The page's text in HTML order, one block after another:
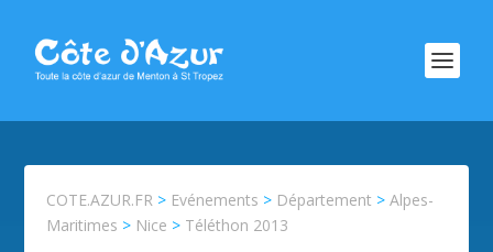
COTE.AZUR.FR > Evénements > Département >Alpes-
Maritimes > Nice > Téléthon 2013